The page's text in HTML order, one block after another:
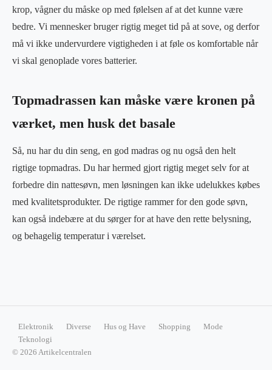
krop, vågner du måske op med følelsen af at det kunne være
bedre. Vi mennesker bruger rigtig meget tid på at sove, og derfor
må vi ikke undervurdere vigtigheden i at føle os komfortable når
vi skal genoplade vores batterier.
Topmadrassen kan måske være kronen på
værket, men husk det basale
Så, nu har du din seng, en god madras og nu også den helt
rigtige topmadras. Du har hermed gjort rigtig meget selv for at
forbedre din nattesøvn, men løsningen kan ikke udelukkes købes
med kvalitetsprodukter. De rigtige rammer for den gode søvn,
kan også indebære at du sørger for at have den rette belysning,
og behagelig temperatur i værelset.
Elektronik Diverse Hus og Have Shopping
Mode
Teknologi
© 2026 Artikelcentralen